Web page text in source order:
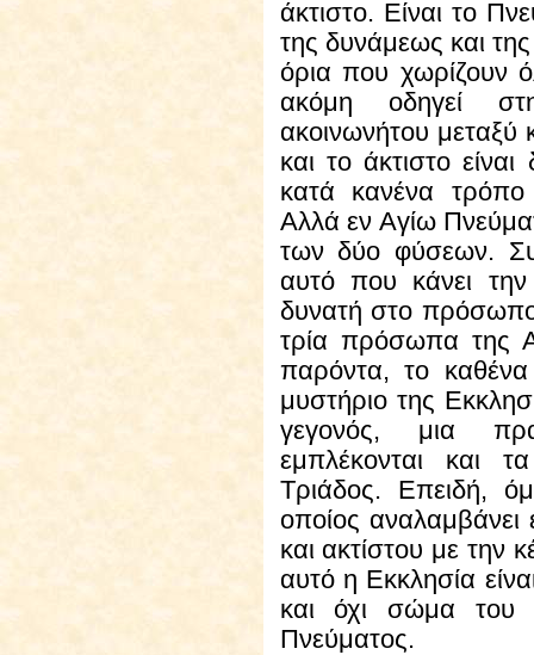
άκτιστο. Είναι το
της δυνάμεως και
όρια που χωρίζουν
ακόμη οδηγεί
ακοινωνήτου μεταξύ
και το άκτιστο
κατά κανένα τρόπο
Αλλά εν Αγίω
των δύο φύσεων.
αυτό που κάνει την
δυνατή στο
τρία πρόσωπα της
παρόντα, το
μυστήριο της
γεγονός, μια
εμπλέκονται και
Τριάδος. Επειδή,
οποίος
και ακτίστου με την
αυτό η Εκκλησία
και όχι σώμα
Πνεύματος.